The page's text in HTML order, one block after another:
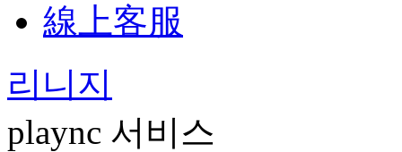
線上客服
리니지
plaync 서비스